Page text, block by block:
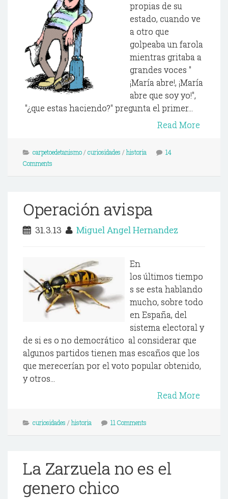
propias de su
estado, cuando ve
a otro que
golpeaba un farola
mientras gritaba a
grandes voces "
¡María abre!, ¡María
abre que soy yo!",
"¿que estas haciendo?" pregunta el primer...
Read More
carpetoedetanismo/ curiosidades / historia
14
Comments
Operación avispa
31.3.13 Miguel Angel Hernandez
En
los últimos tiempo
s se esta hablando
mucho, sobre todo
en España, del
sistema electoral y
de si es o no democrático al considerar que
algunos partidos tienen mas escaños que los
que merecerían por el voto popular obtenido,
y otros...
Read More
curiosidades / historia 11 Comments
La Zarzuela no es el
genero chico